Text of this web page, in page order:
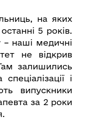
на яких
5 років.
наші медичні
не відкрив
залишились
і
випускники
за 2 роки